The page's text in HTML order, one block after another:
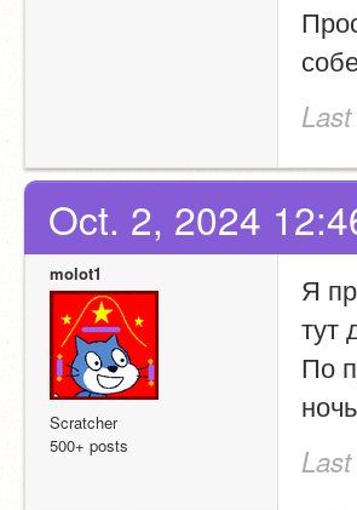
Oct. 2, 2024
molot1
Scratcher
500+ posts
Я
тут
По